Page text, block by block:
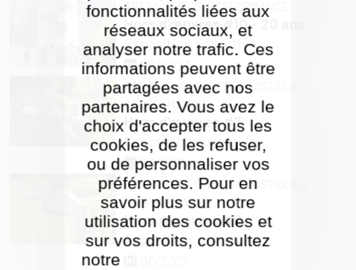
fonctionnalités liées aux
réseaux sociaux, et
analyser notre trafic. Ces
informations peuvent être
partagées avec nos
partenaires. Vous avez le
choix d'accepter tous les
cookies, de les refuser,
ou de personnaliser vos
préférences. Pour en
savoir plus sur notre
utilisation des cookies et
sur vos droits, consultez
notre
ARTS VISUELS,PERFORMANCE
Hors d'œuvres #10 - 20 ans
Exposition collective
06/2023
ARTS VISUELS,ARTS PLASTIQUES,
PERFORMANCE
Hors d'œuvres #7
Exposition collective
06/2015
ARTS VISUELS,ARTS PLASTIQUES,
PERFORMANCE
Hors d'œuvres #6
Exposition collective